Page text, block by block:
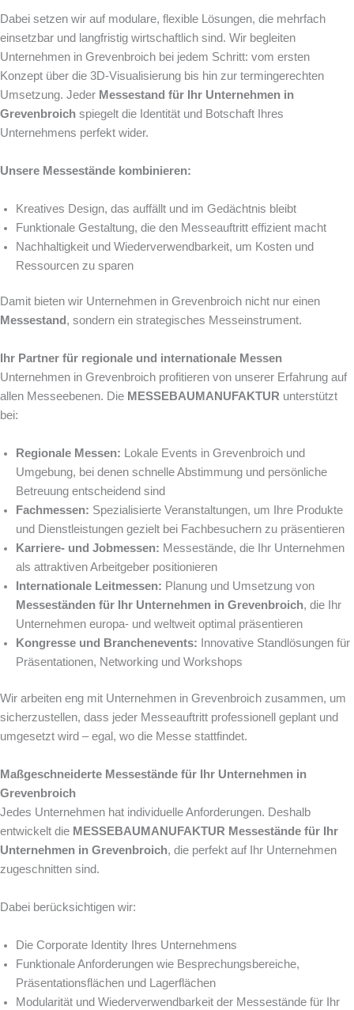
Dabei setzen wir auf modulare, flexible Lösungen, die mehrfach
einsetzbar und langfristig wirtschaftlich sind. Wir begleiten
Unternehmen in Grevenbroich bei jedem Schritt: vom ersten
Konzept über die 3D-Visualisierung bis hin zur termingerechten
Umsetzung. Jeder Messestand für Ihr Unternehmen in
Grevenbroich spiegelt die Identität und Botschaft Ihres
Unternehmens perfekt wider.
Unsere Messestände kombinieren:
Kreatives Design, das auffällt und im Gedächtnis bleibt
Funktionale Gestaltung, die den Messeauftritt effizient macht
Nachhaltigkeit und Wiederverwendbarkeit, um Kosten und
Ressourcen zu sparen
Damit bieten wir Unternehmen in Grevenbroich nicht nur einen
Messestand , sondern ein strategisches Messeinstrument.
Ihr Partner für regionale und internationale Messen
Unternehmen in Grevenbroich profitieren von unserer Erfahrung auf
allen Messeebenen. Die MESSEBAUMANUFAKTUR unterstützt
bei:
Regionale Messen: Lokale Events in Grevenbroich und
Umgebung, bei denen schnelle Abstimmung und persönliche
Betreuung entscheidend sind
Fachmessen: Spezialisierte Veranstaltungen, um Ihre Produkte
und Dienstleistungen gezielt bei Fachbesuchern zu präsentieren
Karriere- und Jobmessen: Messestände, die Ihr Unternehmen
als attraktiven Arbeitgeber positionieren
Internationale Leitmessen: Planung und Umsetzung von
Messeständen für Ihr Unternehmen in Grevenbroich, die Ihr
Unternehmen europa- und weltweit optimal präsentieren
Kongresse und Branchenevents: Innovative Standlösungen für
Präsentationen, Networking und Workshops
Wir arbeiten eng mit Unternehmen in Grevenbroich zusammen, um
sicherzustellen, dass jeder Messeauftritt professionell geplant und
umgesetzt wird – egal, wo die Messe stattfindet.
Maßgeschneiderte Messestände für Ihr Unternehmen in
Grevenbroich
Jedes Unternehmen hat individuelle Anforderungen. Deshalb
entwickelt die MESSEBAUMANUFAKTUR Messestände für Ihr
Unternehmen in Grevenbroich, die perfekt auf Ihr Unternehmen
zugeschnitten sind.
Dabei berücksichtigen wir:
Die Corporate Identity Ihres Unternehmens
Funktionale Anforderungen wie Besprechungsbereiche,
Präsentationsflächen und Lagerflächen
Modularität und Wiederverwendbarkeit der Messestände für Ihr